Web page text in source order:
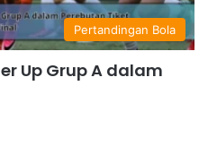
Pertandingan Bola
Up Grup A dalam